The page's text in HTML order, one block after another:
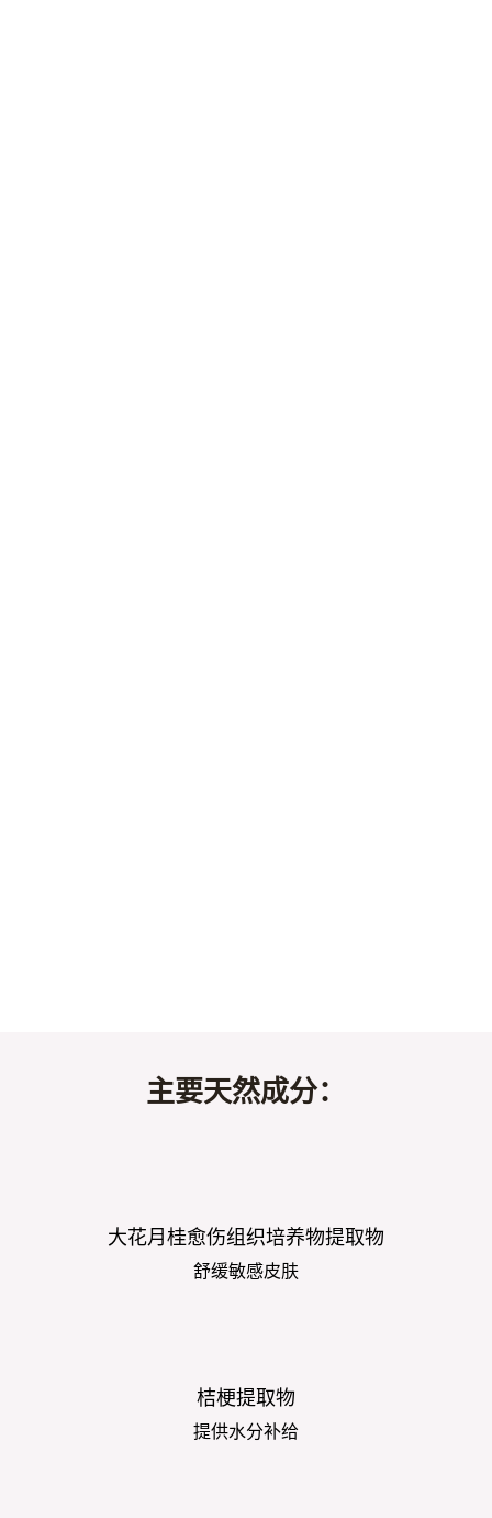
主要天然成分：
大花月桂愈伤组织培养物提取物
舒缓敏感皮肤
桔梗提取物
提供水分补给